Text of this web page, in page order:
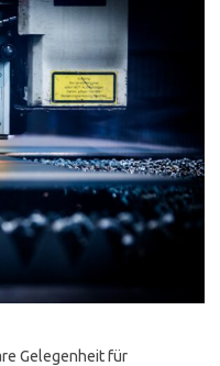
Gelegenheit für